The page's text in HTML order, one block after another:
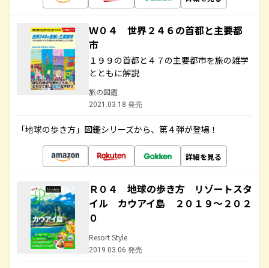
Ｗ０４ 世界２４６の首都と主要都
市
１９９の首都と４７の主要都市を旅の雑学
とともに解説
旅の図鑑
2021.03.18 発売
「地球の歩き方」図鑑シリーズから、第４弾が登場！
詳細を見る
Ｒ０４ 地球の歩き方 リゾートスタ
イル カウアイ島 ２０１９～２０２
０
Resort Style
2019.03.06 発売